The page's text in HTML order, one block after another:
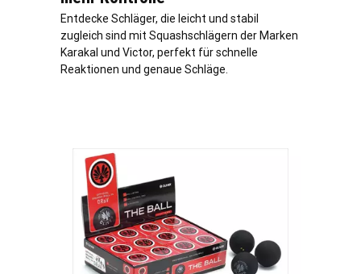
Entdecke Schläger, die leicht und stabil
zugleich sind mit Squashschlägern der Marken
Karakal und Victor, perfekt für schnelle
Reaktionen und genaue Schläge.